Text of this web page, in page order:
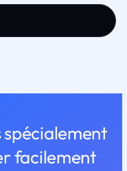
spécialement
facilement